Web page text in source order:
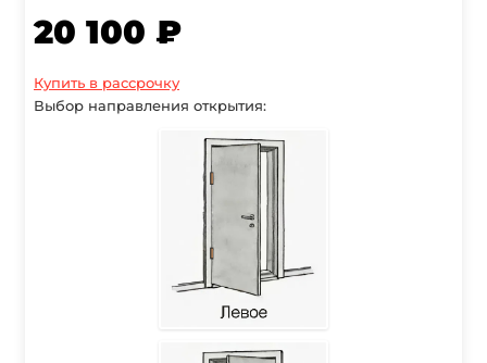
20 100 ₽
Купить в рассрочку
Выбор направления открытия: